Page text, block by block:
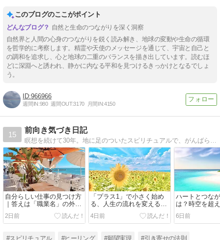
このブログのここがポイント
自然と生命のつながりを深く洞察
自然界と人間の心身のつながりを鋭く読み解き、地球の変動や生命の循環
を哲学的に考察します。精霊や天使のメッセージを通じて、宇宙と自己と
の調和を追求し、心と地球の二重のバランスを描き出しています。読むほ
どに深淵へと誘われ、静かに内なる平和を見つけるきっかけとなるでしょ
う。
966966
週間IN:980 週間OUT:3170 月間IN:4150
15
前向き気づき日記
瞑想を続けて30年。地に足のついたスピリチュアルで、がんばらず前向きに自分が生きたい人生を。本気で人生を変えたい方、本当の自分を生きたい方へ。毎日更新中。
自分らしい仕事の見つけ方
｜答えは「職業名」の外に
ある
2日前
「プラス1」で小さく始め
る、人生の流れを変えるシ
ンプルな習慣
4日前
ハートとつな
は？時空を超
ートの歌」
6日前
#スピリチュアル #ヒーリング #願望実現 #引き寄せの法則